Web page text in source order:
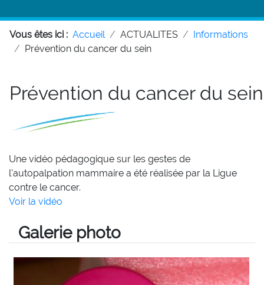
Vous êtes ici : Accueil ACTUALITES
Informations
Prévention du cancer du sein
Prévention du cancer du sein
Une vidéo pédagogique sur les gestes de
l'autopalpation mammaire a été réalisée par la Ligue
contre le cancer.
Voir la vidéo
Galerie photo